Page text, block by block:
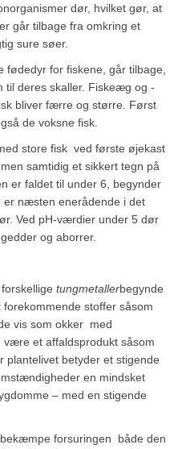
dør, hvilket gør, at
går tilbage fra omkring et
sure søer.
fødedyr for fiskene, går tilbage,
til deres skaller. Fiskeæg og -
bliver færre og større. Først
de voksne fisk.
store fisk ­ ved første øjekast
samtidig et sikkert tegn på
er faldet til under 6, begynder
er næsten enerådende i det
Ved pH-værdier under 5 dør
og aborrer.
tungmetallerbegynde
stoffer såsom
vis som okker ­ med
et affaldsprodukt såsom
plantelivet betyder et stigende
en mindsket
– med en stigende
forsuringen ­ både den